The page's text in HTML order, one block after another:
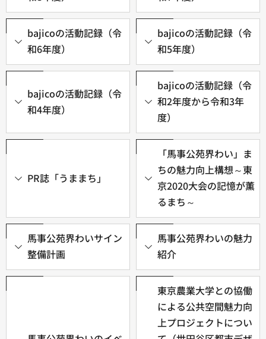
bajicoの活動記録（令
和6年度）
bajicoの活動記録（令
和5年度）
bajicoの活動記録（令
和4年度）
bajicoの活動記録（令
和2年度から令和3年
度）
PR誌「うままち」
「馬事公苑界わい」ま
ちの魅力向上構想～東
京2020大会の記憶が薫
るまち～
馬事公苑界わいサイン
整備計画
馬事公苑界わいの魅力
紹介
東京農業大学との協働
による公共空間魅力向
上プロジェクトについ